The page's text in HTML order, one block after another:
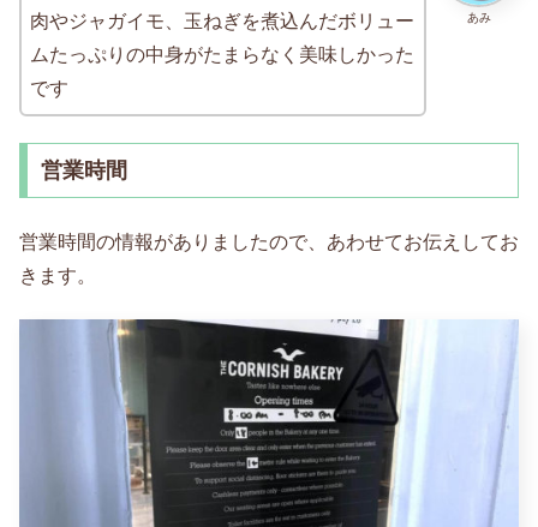
あみ
肉やジャガイモ、玉ねぎを煮込んだボリュー
ムたっぷりの中身がたまらなく美味しかった
です
営業時間
営業時間の情報がありましたので、あわせてお伝えしてお
きます。